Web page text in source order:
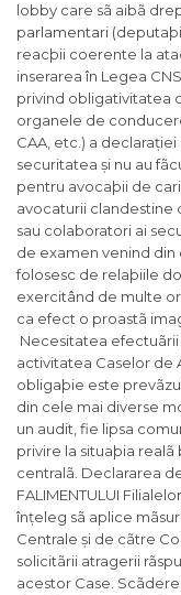
lobby care sã aibã
parlamentari
reacþii coerente la
inserarea în Legea
privind obligativitatea
organele de
CAA, etc.) a
securitatea și nu au
pentru avocaþii de
avocaturii clandestine
sau colaboratori ai
de examen venind din
folosesc de relaþiile
exercitând de multe
ca efect o proastã
Necesitatea
activitatea Caselor de
obligaþie este
din cele mai diverse
un audit, fie lipsa
privire la situaþia realã
centralã. Declararea
FALIMENTULUI
înțeleg sã aplice
Centrale și de cãtre
solicitãrii atragerii
acestor Case.